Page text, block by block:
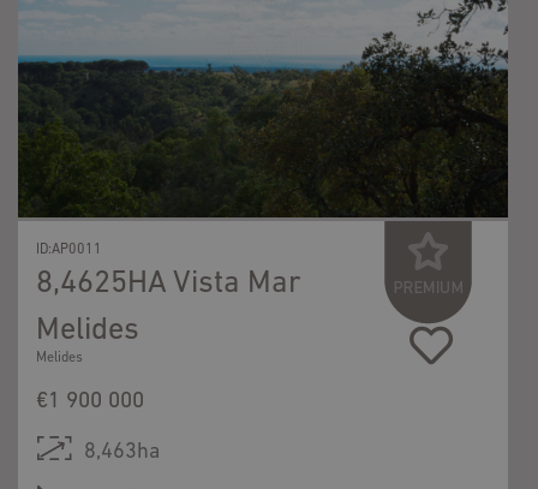
ID:AP0011
8,4625HA Vista Mar
Melides
Melides
€1 900 000
8,463ha